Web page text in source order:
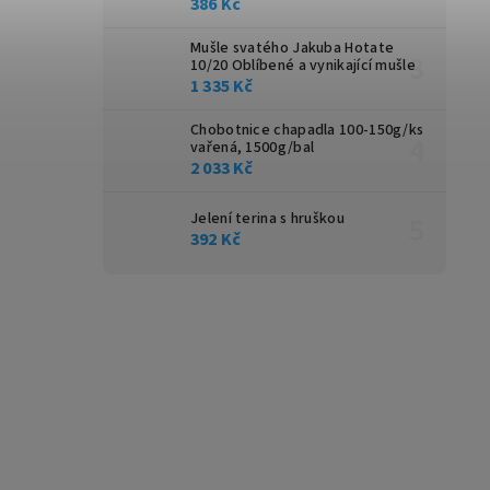
Mušle svatého Jakuba Hotate
10/20 Oblíbené a vynikající mušle
1 335 Kč
Chobotnice chapadla 100-150g/ks
vařená, 1500g/bal
2 033 Kč
Jelení terina s hruškou
392 Kč